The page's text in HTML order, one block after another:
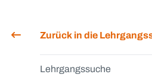
Zurück in die
Lehrgangssuche